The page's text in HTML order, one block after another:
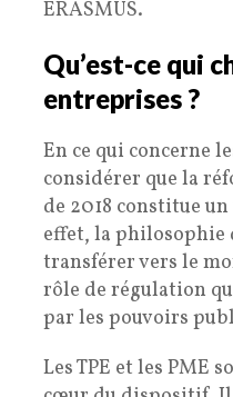
ERASMUS.
Qu’est-ce qui
entreprises ?
En ce qui concerne
considérer que la
de 2018 constitue
effet, la philosophie
transférer vers le
rôle de régulation
par les pouvoirs
Les TPE et les PME